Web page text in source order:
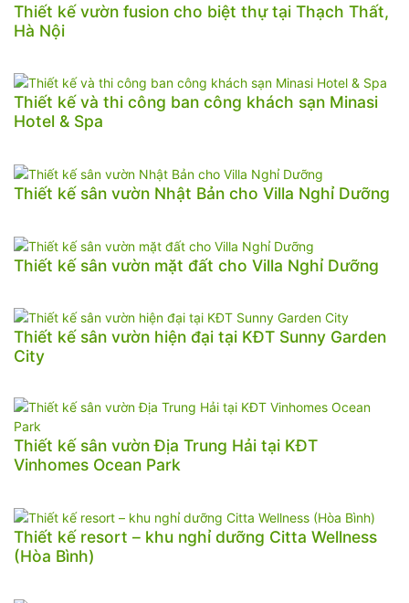
Thiết kế vườn fusion cho biệt thự tại Thạch Thất,
Hà Nội
Thiết kế và thi công ban công khách sạn Minasi
Hotel & Spa
Thiết kế sân vườn Nhật Bản cho Villa Nghỉ Dưỡng
Thiết kế sân vườn mặt đất cho Villa Nghỉ Dưỡng
Thiết kế sân vườn hiện đại tại KĐT Sunny Garden
City
Thiết kế sân vườn Địa Trung Hải tại KĐT
Vinhomes Ocean Park
Thiết kế resort – khu nghỉ dưỡng Citta Wellness
(Hòa Bình)